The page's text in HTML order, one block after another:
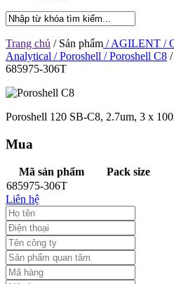
Trang chủ / Sản phẩm / AGILENT /
Analytical / Poroshell / Poroshell C8
685975-306T
Poroshell 120 SB-C8, 2.7um, 3 x
Mua
Mã sản phẩm Pack size
685975-306T
Liên hệ